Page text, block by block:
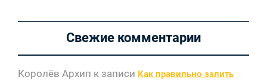
Свежие комментарии
Королёв Архип к записи Как правильно залить